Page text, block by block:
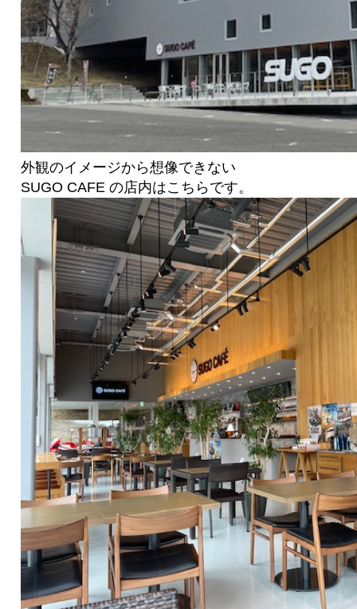
外観のイメージから想像できない
SUGO CAFE の店内はこちらです。